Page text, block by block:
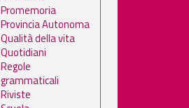
Promemoria
Provincia Autonoma
Qualità della vita
Quotidiani
Regole
grammaticali
Riviste